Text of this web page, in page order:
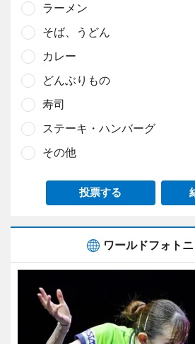
ラーメン
そば、うどん
カレー
どんぶりもの
寿司
ステーキ・ハンバーグ
その他
投票する
ワールドフォト